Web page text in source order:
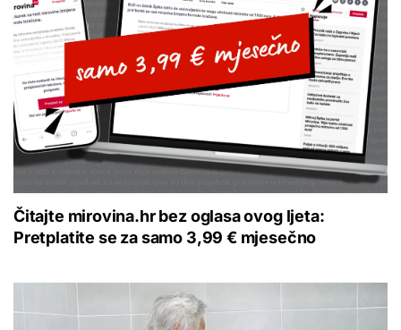
Čitajte mirovina.hr bez oglasa ovog ljeta:
Pretplatite se za samo 3,99 € mjesečno